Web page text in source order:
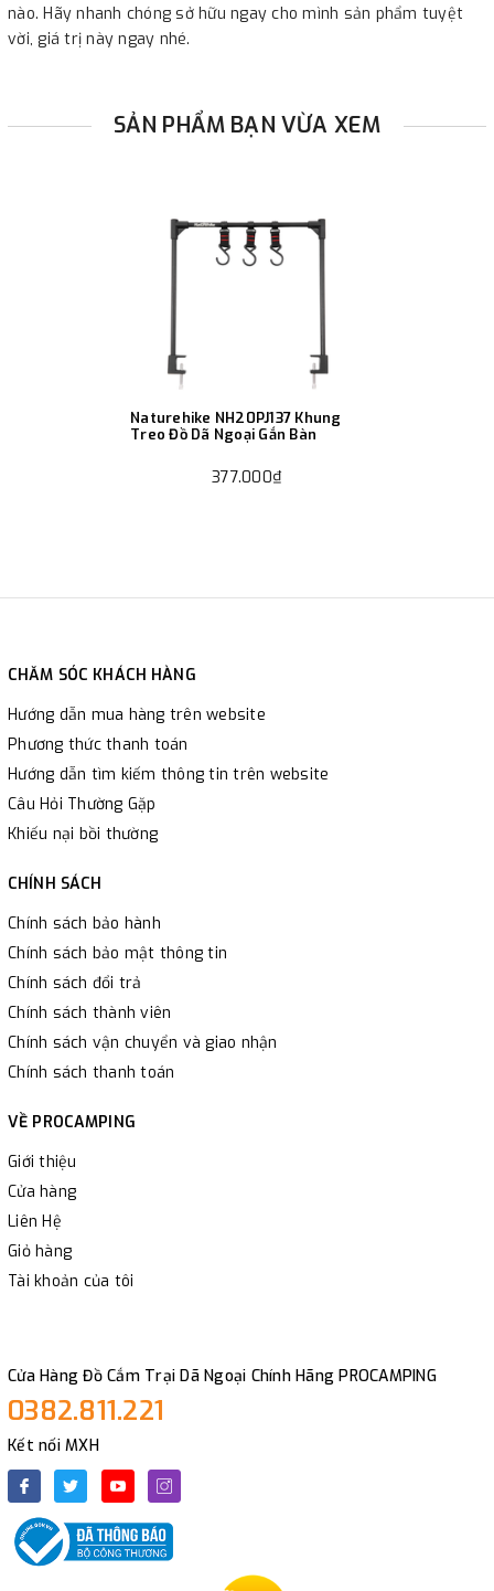
nào. Hãy nhanh chóng sở hữu ngay cho mình sản phẩm tuyệt
vời, giá trị này ngay nhé.
SẢN PHẨM BẠN VỪA XEM
Naturehike NH20PJ137 Khung
Treo Đồ Dã Ngoại Gắn Bàn
377.000₫
CHĂM SÓC KHÁCH HÀNG
Hướng dẫn mua hàng trên website
Phương thức thanh toán
Hướng dẫn tìm kiếm thông tin trên website
Câu Hỏi Thường Gặp
Khiếu nại bồi thường
CHÍNH SÁCH
Chính sách bảo hành
Chính sách bảo mật thông tin
Chính sách đổi trả
Chính sách thành viên
Chính sách vận chuyển và giao nhận
Chính sách thanh toán
VỀ PROCAMPING
Giới thiệu
Cửa hàng
Liên Hệ
Giỏ hàng
Tài khoản của tôi
Cửa Hàng Đồ Cắm Trại Dã Ngoại Chính Hãng PROCAMPING
0382.811.221
Kết nối MXH